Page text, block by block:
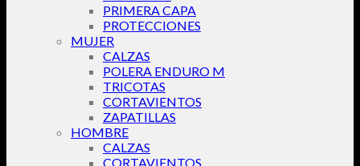
PRIMERA CAPA
PROTECCIONES
MUJER
CALZAS
POLERA ENDURO M
TRICOTAS
CORTAVIENTOS
ZAPATILLAS
HOMBRE
CALZAS
CORTAVIENTOS